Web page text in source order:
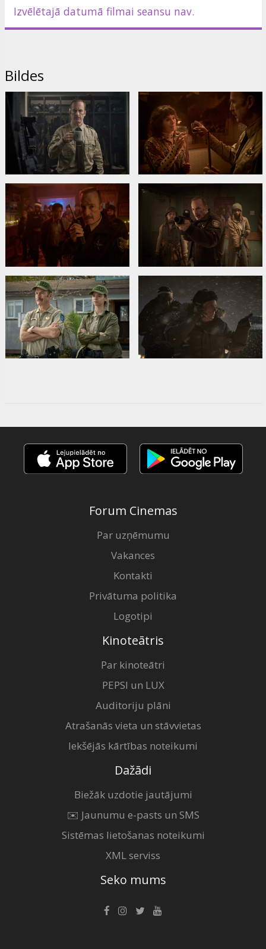
Izvēlētajā datumā filmai seansu nav.
Bildes
Forum Cinemas
Par uzņēmumu
Vakances
Kontakti
Privātuma politika
Logotipi
Kinoteātris
Par kinoteātri
PEPSI un LUX
Auditoriju plāni
Atrašanās vieta un stāvvietas
Iekšējās kārtības noteikumi
Dažādi
Biežāk uzdotie jautājumi
✉️ Jaunumu e-pasts un SMS
Sistēmas lietošanas noteikumi
XML serviss
Seko mums